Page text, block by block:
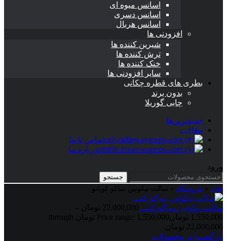
اسانس میوه ای
اسانس دسری
اسانس هربال
افزودنی ها
شیرین کننده ها
ترش کننده ها
خنک کننده ها
سایر افزودنی ها
بطری های قطره چکانی
بدون برند
چابی گوریلا
جدیدترین‌ها
مقالات
تماس با ما
درباره ما
ورود
جستجو
خانه » فروشگاه » سالت نیکوتین تنباکو کوبانو
سالت نیکوتین تنباکو کنت 22,000,000 تومان
1,550,000
تومان
Price range: 1,550,000 تومان through
22,000,000 تومان
بازگشت به محصولات